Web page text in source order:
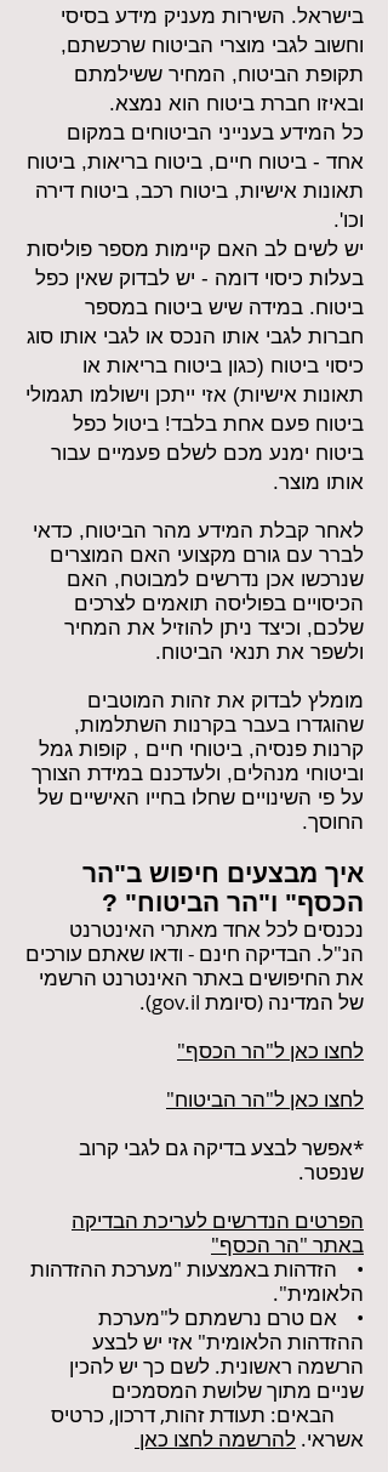
בישראל. השירות מעניק מידע בסיסי
וחשוב לגבי מוצרי הביטוח שרכשתם,
תקופת הביטוח, המחיר ששילמתם
ובאיזו חברת ביטוח הוא נמצא.
כל המידע בענייני הביטוחים במקום
אחד - ביטוח חיים, ביטוח בריאות, ביטוח
תאונות אישיות, ביטוח רכב, ביטוח דירה
וכו'.
יש לשים לב האם קיימות מספר פוליסות
בעלות כיסוי דומה - יש לבדוק שאין כפל
ביטוח. במידה שיש ביטוח במספר
חברות לגבי אותו הנכס או לגבי אותו סוג
כיסוי ביטוח (כגון ביטוח בריאות או
תאונות אישיות) אזי ייתכן וישולמו תגמולי
ביטוח פעם אחת בלבד! ביטול כפל
ביטוח ימנע מכם לשלם פעמיים עבור
אותו מוצר.
לאחר קבלת המידע מהר הביטוח, כדאי
לברר עם גורם מקצועי האם המוצרים
שנרכשו אכן נדרשים למבוטח, האם
הכיסויים בפוליסה תואמים לצרכים
שלכם, וכיצד ניתן להוזיל את המחיר
ולשפר את תנאי הביטוח.
מומלץ לבדוק את זהות המוטבים
שהוגדרו בעבר בקרנות השתלמות,
קרנות פנסיה, ביטוחי חיים , קופות גמל
וביטוחי מנהלים, ולעדכנם במידת הצורך
על פי השינויים שחלו בחייו האישיים של
החוסך.
איך מבצעים חיפוש ב"הר
הכסף" ו"הר הביטוח" ?
נכנסים לכל אחד מאתרי האינטרנט
הנ"ל. הבדיקה חינם - ודאו שאתם עורכים
את החיפושים באתר האינטרנט הרשמי
של המדינה (סיומת gov.il).
לחצו כאן ל"הר הכסף"
לחצו כאן ל"הר הביטוח"
*אפשר לבצע בדיקה גם לגבי קרוב
שנפטר.
הפרטים הנדרשים לעריכת הבדיקה
באתר "הר הכסף"
• הזדהות באמצעות "מערכת ההזדהות
הלאומית".
• אם טרם נרשמתם ל"מערכת
ההזדהות הלאומית" אזי יש לבצע
הרשמה ראשונית. לשם כך יש להכין
שניים מתוך שלושת המסמכים
הבאים: תעודת זהות, דרכון, כרטיס
אשראי. להרשמה לחצו כאן